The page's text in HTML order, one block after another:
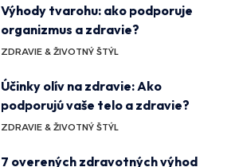
Výhody tvarohu: ako podporuje
organizmus a zdravie?
ZDRAVIE & ŽIVOTNÝ ŠTÝL
Účinky olív na zdravie: Ako
podporujú vaše telo a zdravie?
ZDRAVIE & ŽIVOTNÝ ŠTÝL
7 overených zdravotných výhod